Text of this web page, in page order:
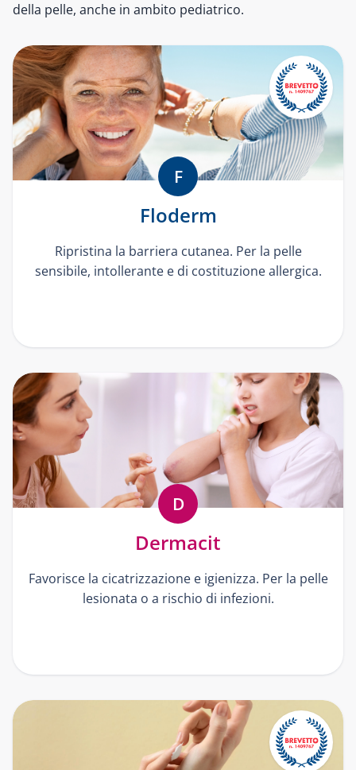
della pelle, anche in ambito pediatrico.
F
Floderm
Ripristina la barriera cutanea. Per la pelle
sensibile, intollerante e di costituzione allergica.
D
Dermacit
Favorisce la cicatrizzazione e igienizza. Per la pelle
lesionata o a rischio di infezioni.